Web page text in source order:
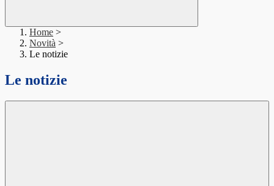
Home >
Novità >
Le notizie
Le notizie